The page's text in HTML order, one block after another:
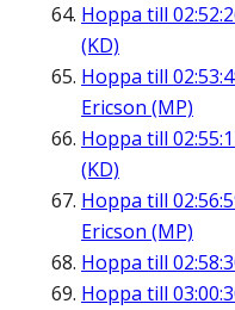
Hoppa till
(KD)
Hoppa till
Ericson (MP)
Hoppa till
(KD)
Hoppa till
Ericson (MP)
Hoppa till
Hoppa till